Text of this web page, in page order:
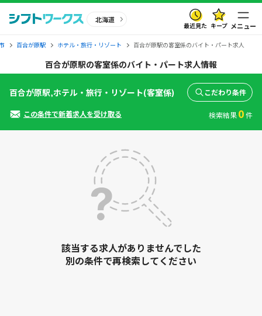
北海道
最近見た キープ メニュー
百合が原駅 ホテル・旅行・リゾート 百合が原駅の客室係のバイト・パート求人
百合が原駅の客室係のバイト・パート求人情報
該当する求人がありませんでした
別の条件で再検索してください
百合が原駅,ホテル・旅行・リゾート(客室係) こだわり条件
この条件で新着求人を受け取る 検索結果0件